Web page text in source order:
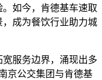
如今，肯德基车速取
成为餐饮行业助力城
服务边界，涌现出多
京公交集团与肯德基